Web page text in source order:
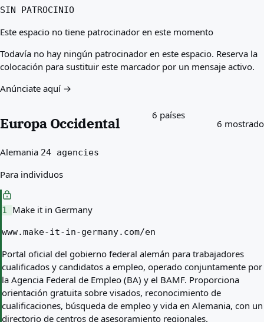
Buscador de vías de visa
Dificultad de vías
Comparación de países
Comparaciones de visado
SIN PATROCINIO
Este espacio no tiene patrocinador en este momento
Todavía no hay ningún patrocinador en este espacio. Reserva la
colocación para sustituir este marcador por un mensaje activo.
Anúnciate aquí →
Europa Occidental 6 países
6 mostrado
Alemania 24 agencies
Para individuos
1 Make it in Germany
www.make-it-in-germany.com/en
Portal oficial del gobierno federal alemán para trabajadores
cualificados y candidatos a empleo, operado conjuntamente por
la Agencia Federal de Empleo (BA) y el BAMF. Proporciona
orientación gratuita sobre visados, reconocimiento de
cualificaciones, búsqueda de empleo y vida en Alemania, con un
directorio de centros de asesoramiento regionales.